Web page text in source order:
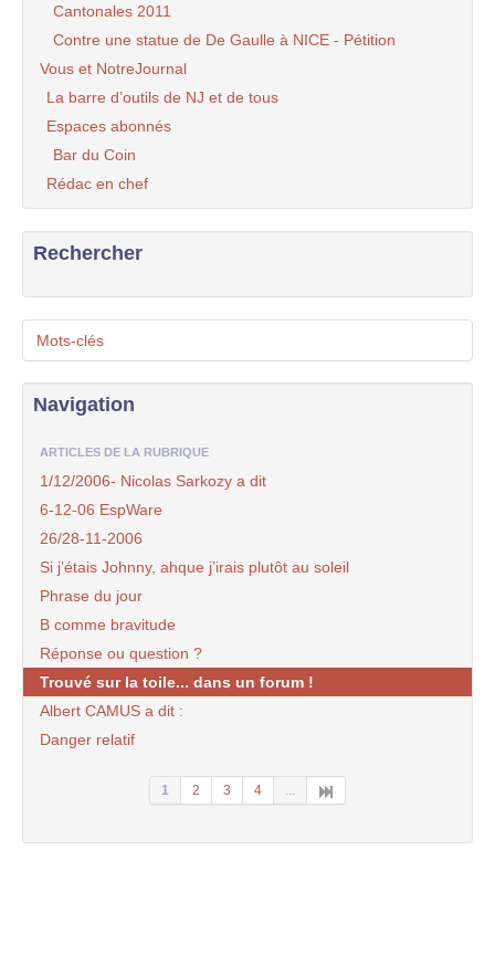
Cantonales 2011
Contre une statue de De Gaulle à NICE - Pétition
Vous et NotreJournal
La barre d’outils de NJ et de tous
Espaces abonnés
Bar du Coin
Rédac en chef
Rechercher
Mots-clés
Navigation
ARTICLES DE LA RUBRIQUE
1/12/2006- Nicolas Sarkozy a dit
6-12-06 EspWare
26/28-11-2006
Si j’étais Johnny, ahque j’irais plutôt au soleil
Phrase du jour
B comme bravitude
Réponse ou question ?
Trouvé sur la toile... dans un forum !
Albert CAMUS a dit :
Danger relatif
1 2 3 4